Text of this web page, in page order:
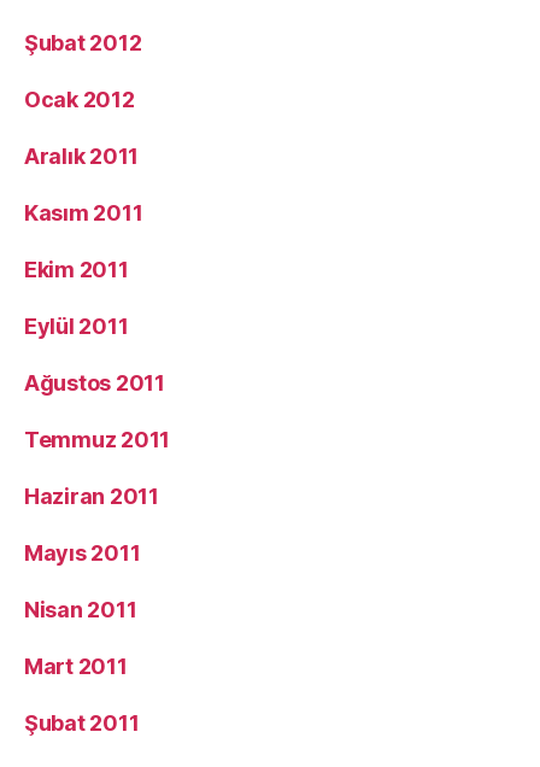
Şubat 2012
Ocak 2012
Aralık 2011
Kasım 2011
Ekim 2011
Eylül 2011
Ağustos 2011
Temmuz 2011
Haziran 2011
Mayıs 2011
Nisan 2011
Mart 2011
Şubat 2011